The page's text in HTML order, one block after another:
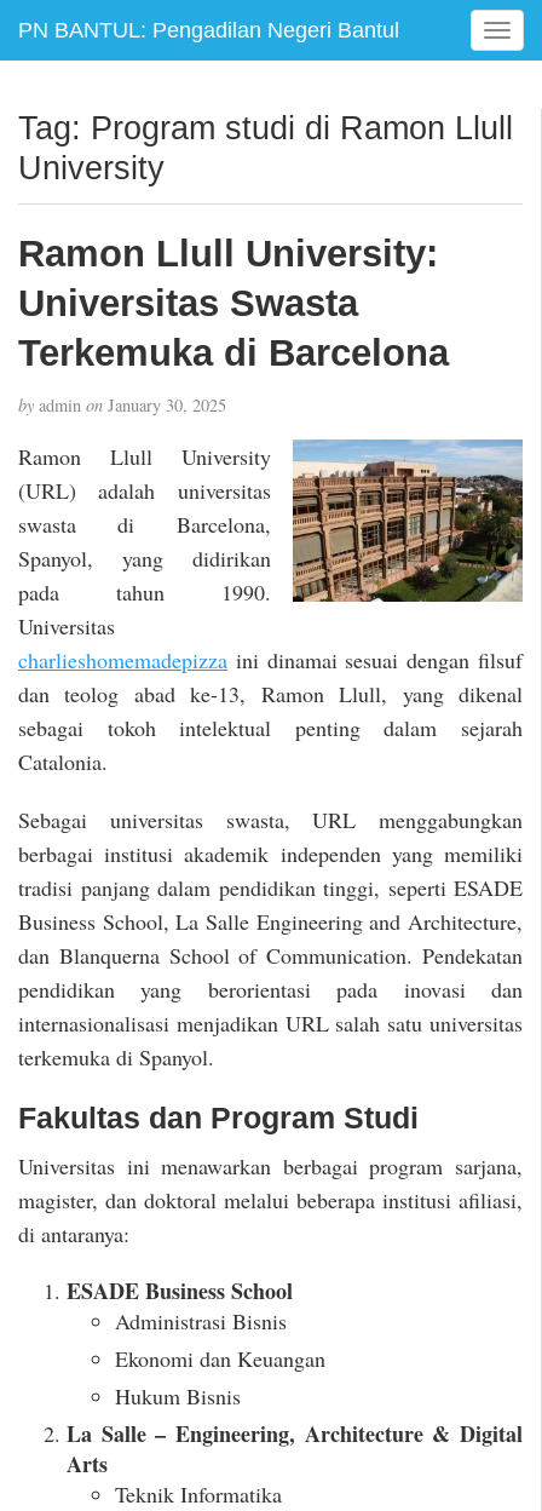
PN BANTUL: Pengadilan Negeri Bantul
T
o
g
l
Tag: Program studi di Ramon Llull
University
Ramon Llull University:
Universitas Swasta
Terkemuka di Barcelona
by admin on January 30, 2025
Ramon Llull University
(URL) adalah universitas
swasta di Barcelona,
Spanyol, yang didirikan
pada tahun 1990.
Universitas
charlieshomemadepizza ini dinamai sesuai dengan filsuf
dan teolog abad ke-13, Ramon Llull, yang dikenal
sebagai tokoh intelektual penting dalam sejarah
Catalonia.
Sebagai universitas swasta, URL menggabungkan
berbagai institusi akademik independen yang memiliki
tradisi panjang dalam pendidikan tinggi, seperti ESADE
Business School, La Salle Engineering and Architecture,
dan Blanquerna School of Communication. Pendekatan
pendidikan yang berorientasi pada inovasi dan
internasionalisasi menjadikan URL salah satu universitas
terkemuka di Spanyol.
Fakultas dan Program Studi
Universitas ini menawarkan berbagai program sarjana,
magister, dan doktoral melalui beberapa institusi afiliasi,
di antaranya:
ESADE Business School
Administrasi Bisnis
Ekonomi dan Keuangan
Hukum Bisnis
La Salle – Engineering, Architecture & Digital
Arts
Teknik Informatika